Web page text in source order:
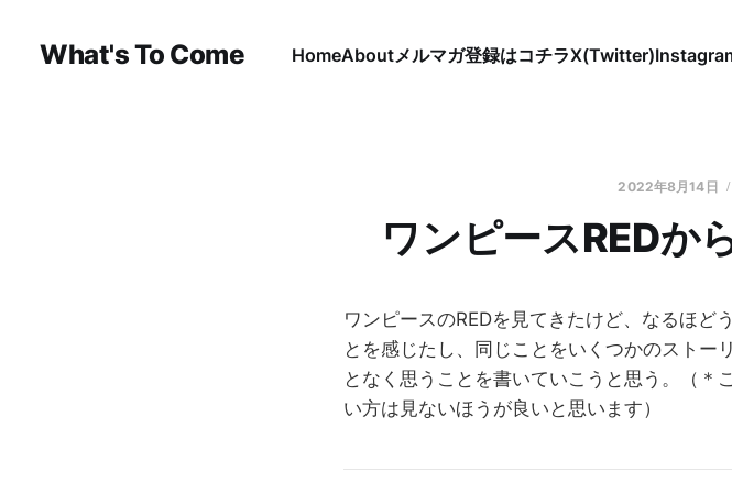
What's To Come HomeAboutメルマガ登録はコチラX(Twitter)
2022年8月14日
ワンピースREDか
ワンピースのREDを見てきたけど、なるほど
とを感じたし、同じことをいくつかのストー
となく思うことを書いていこうと思う。（＊
い方は見ないほうが良いと思います）